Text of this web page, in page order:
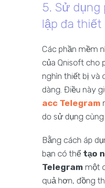
5. Sử dụng
lập đa thiết
Các phần mềm
của Qnisoft cho
nghìn thiết bị và
dàng. Điều này
acc Telegram
do sử dụng
Bằng cách áp
bạn có thể tạo
Telegram một
quả hơn, đồng